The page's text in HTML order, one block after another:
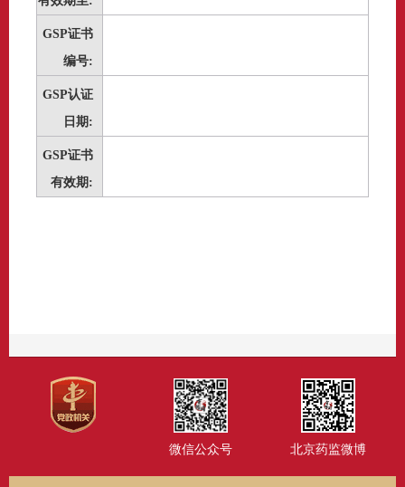
GSP证书
编号:
GSP认证
日期:
GSP证书
有效期:
微信公众号 北京药监微博